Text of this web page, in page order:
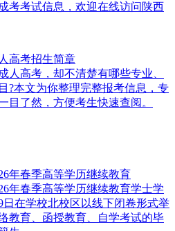
考考试信息，欢迎在线访问陕西
高考招生简章
人高考，却不清楚有哪些专业、
?本文为你整理完整报考信息，专
目了然，方便考生快速查阅。
年春季高等学历继续教育
年春季高等学历继续教育学士学
日在学校北校区以线下闭卷形式举
教育、函授教育、自学考试的毕